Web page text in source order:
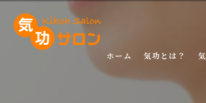
ホーム 気功とは？